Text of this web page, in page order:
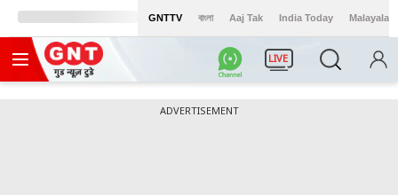
GNTTV বাংলা Aaj Tak India Today Malayalam
LIVE
ADVERTISEMENT